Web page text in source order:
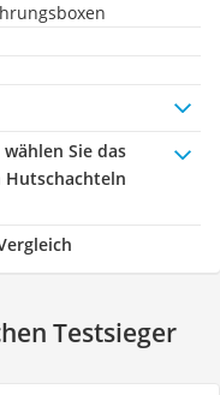
wählen Sie das
Testsieger